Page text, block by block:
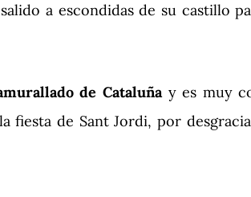
a escondidas de su castillo
de Cataluñay es muy
de Sant Jordi, por